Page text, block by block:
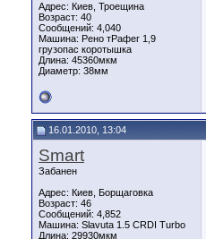
Адрес: Киев, Троещина
Возраст: 40
Сообщений: 4,040
Машина: Рено тРафег 1,9
грузопас коротышка
Длина: 45360мкм
Диаметр: 38мм
16.01.2010, 13:04
Smart
Забанен
Адрес: Киев, Борщаговка
Возраст: 46
Сообщений: 4,852
Машина: Slavuta 1.5 CRDI Turbo
Длина: 29930мкм